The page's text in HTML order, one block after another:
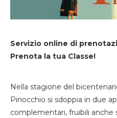
Servizio online di
Prenota la tua Classe!
Nella stagione del
Pinocchio si sdoppia in due
complementari, fruibili anche